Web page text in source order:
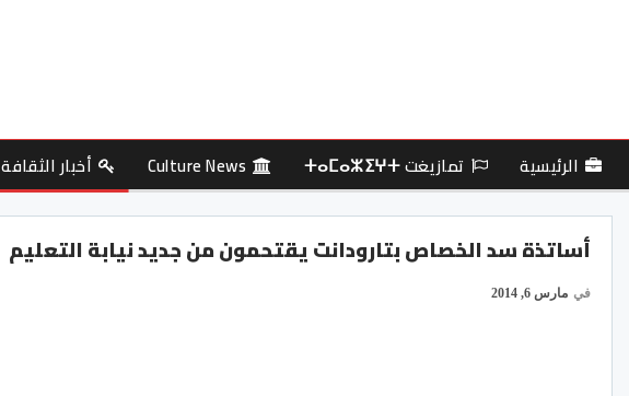
الرئيسية تمازيغت ⵜⴰⵎⴰⵣⵉⵖⵜ Culture News أخبار الثقافة
أساتذة سد الخصاص بتارودانت يقتحمون من جديد نيابة التعليم
في مارس 6, 2014